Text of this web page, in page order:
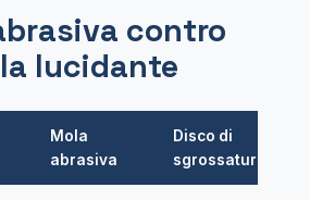
contro
lucidante
Mola
abrasiva
Disco di
sgrossatura